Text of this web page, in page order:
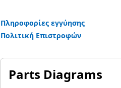
Πληροφορίες εγγύησης
Πολιτική Επιστροφών
Parts Diagrams